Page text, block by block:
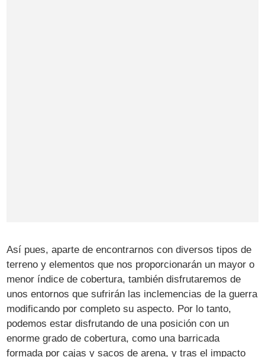
Así pues, aparte de encontrarnos con diversos tipos de
terreno y elementos que nos proporcionarán un mayor o
menor índice de cobertura, también disfrutaremos de
unos entornos que sufrirán las inclemencias de la guerra
modificando por completo su aspecto. Por lo tanto,
podemos estar disfrutando de una posición con un
enorme grado de cobertura, como una barricada
formada por cajas y sacos de arena, y tras el impacto